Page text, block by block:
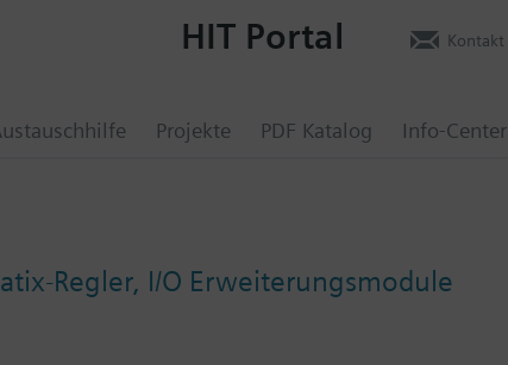
Projekte PDF Katalog Info-Center
HIT Portal Kontakt
Regler, I/O Erweiterungsmodule